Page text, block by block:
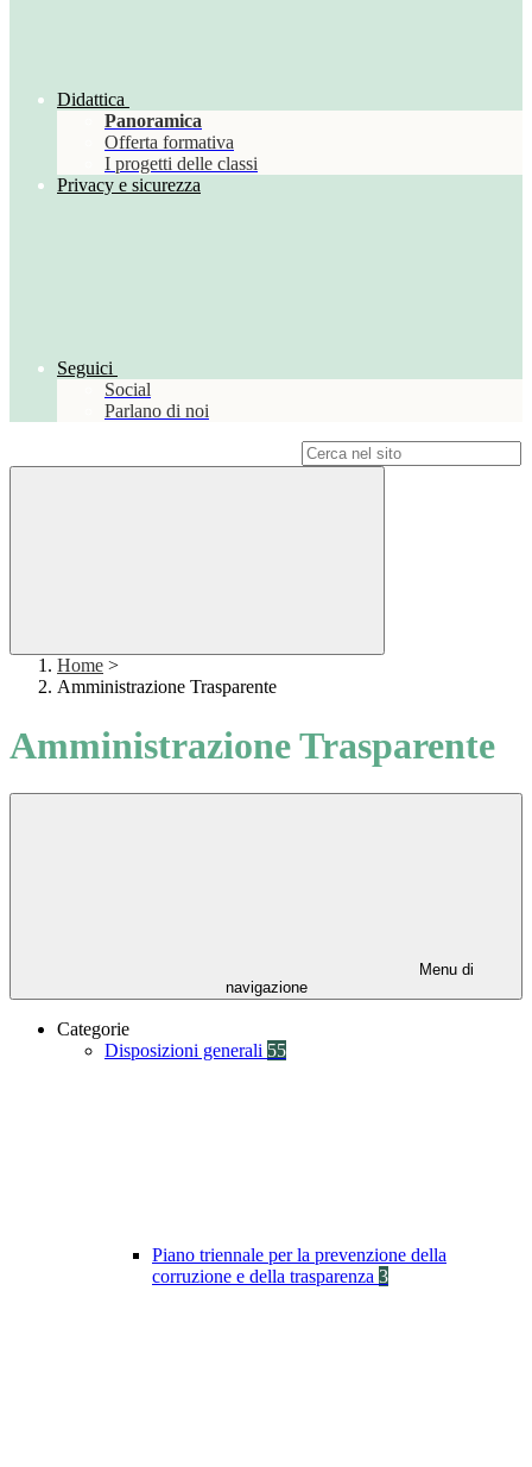
Didattica
Panoramica
Offerta formativa
I progetti delle classi
Privacy e sicurezza
Seguici
Social
Parlano di noi
Home >
Amministrazione Trasparente
Amministrazione Trasparente
Menu di
navigazione
Categorie
Disposizioni generali 55
Piano triennale per la prevenzione della
corruzione e della trasparenza 3